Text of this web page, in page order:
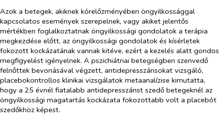
Azok a betegek, akiknek kórelőzményében öngyilkossággal
kapcsolatos események szerepelnek, vagy akiket jelentős
mértékben foglalkoztatnak öngyilkossági gondolatok a terápia
megkezdése előtt, az öngyilkossági gondolatok és kísérletek
fokozott kockázatának vannak kitéve, ezért a kezelés alatt gondos
megfigyelést igényelnek. A pszichiátriai betegségben szenvedő
felnőttek bevonásával végzett, antidepresszánsokat vizsgáló,
placebokontrollos klinikai vizsgálatok metaanalízise kimutatta,
hogy a 25 évnél fiatalabb antidepresszánst szedő betegeknél az
öngyilkossági magatartás kockázata fokozottabb volt a placebót
szedőkhöz képest.